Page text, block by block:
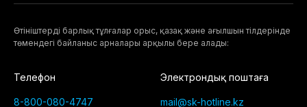
Өтiнiштердi барлық тұлғалар орыс, қазақ және ағылшын тілдерінде
төмендегі байланыс арналары арқылы бере алады:
Телефон
8-800-080-4747
Электрондық поштаға
mail@sk-hotline.kz